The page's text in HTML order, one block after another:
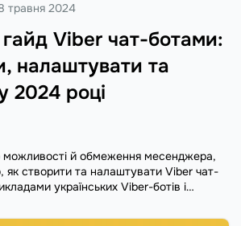
Viber чат-ботами:
налаштувати та
2024 році
травня 2024
й обмеження месенджера,
як створити та налаштувати Viber чат-
українських Viber-ботів і